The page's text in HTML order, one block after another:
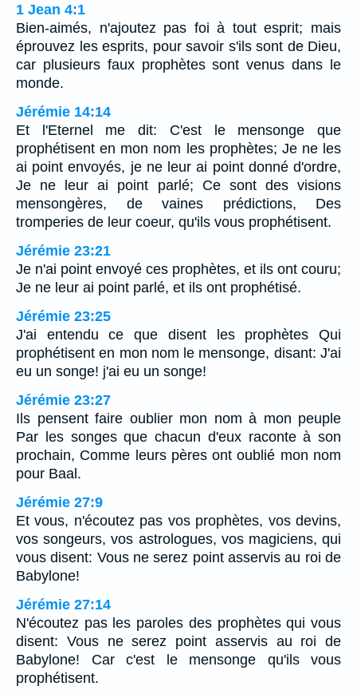
1 Jean 4:1
Bien-aimés, n'ajoutez pas foi à tout esprit; mais
éprouvez les esprits, pour savoir s'ils sont de Dieu,
car plusieurs faux prophètes sont venus dans le
monde.
Jérémie 14:14
Et l'Eternel me dit: C'est le mensonge que
prophétisent en mon nom les prophètes; Je ne les
ai point envoyés, je ne leur ai point donné d'ordre,
Je ne leur ai point parlé; Ce sont des visions
mensongères, de vaines prédictions, Des
tromperies de leur coeur, qu'ils vous prophétisent.
Jérémie 23:21
Je n'ai point envoyé ces prophètes, et ils ont couru;
Je ne leur ai point parlé, et ils ont prophétisé.
Jérémie 23:25
J'ai entendu ce que disent les prophètes Qui
prophétisent en mon nom le mensonge, disant: J'ai
eu un songe! j'ai eu un songe!
Jérémie 23:27
Ils pensent faire oublier mon nom à mon peuple
Par les songes que chacun d'eux raconte à son
prochain, Comme leurs pères ont oublié mon nom
pour Baal.
Jérémie 27:9
Et vous, n'écoutez pas vos prophètes, vos devins,
vos songeurs, vos astrologues, vos magiciens, qui
vous disent: Vous ne serez point asservis au roi de
Babylone!
Jérémie 27:14
N'écoutez pas les paroles des prophètes qui vous
disent: Vous ne serez point asservis au roi de
Babylone! Car c'est le mensonge qu'ils vous
prophétisent.